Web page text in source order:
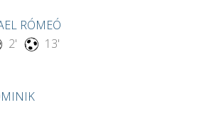
RÓMEÓ
2' 13'